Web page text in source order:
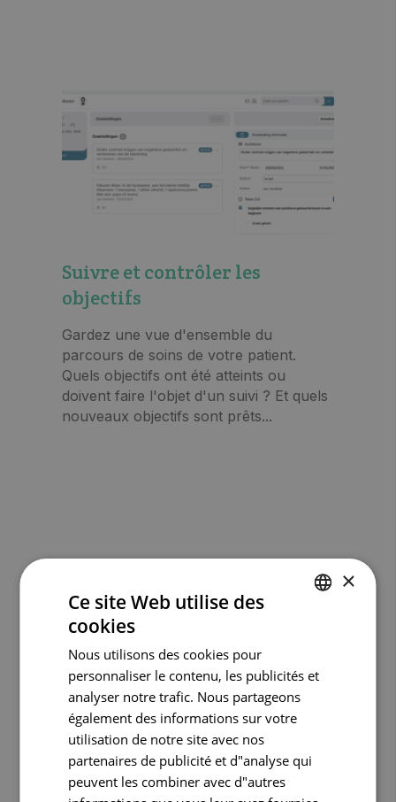
Suivre et contrôler les
objectifs
Gardez une vue d'ensemble du
parcours de soins de votre patient.
Quels objectifs ont été atteints ou
doivent faire l'objet d'un suivi ? Et quels
nouveaux objectifs sont prêts...
Communiquer avec des
collègues et des patients
Consultez votre eHealthbox directement
×
Ce site Web utilise des
cookies
Nous utilisons des cookies pour
personnaliser le contenu, les publicités et
analyser notre trafic. Nous partageons
également des informations sur votre
utilisation de notre site avec nos
partenaires de publicité et d"analyse qui
peuvent les combiner avec d"autres